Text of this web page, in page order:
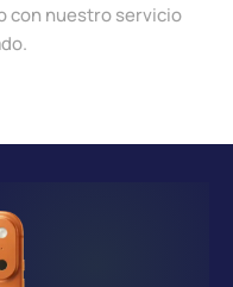
con nuestro servicio